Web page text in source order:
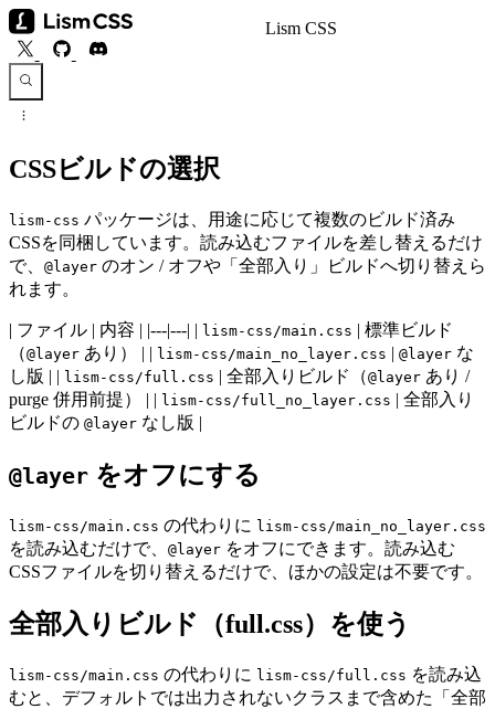
Lism CSS
CSSビルドの選択
lism-css パッケージは、用途に応じて複数のビルド済み
CSSを同梱しています。読み込むファイルを差し替えるだけ
で、 @layer のオン / オフや「全部入り」ビルドへ切り替えら
れます。
| ファイル | 内容 | |---|---| | lism-css/main.css | 標準ビルド
（@layer あり） | | lism-css/main_no_layer.css | @layer な
し版 | | lism-css/full.css | 全部入りビルド（@layer あり /
purge 併用前提） | | lism-css/full_no_layer.css | 全部入り
ビルドの @layer なし版 |
@layer をオフにする
lism-css/main.css の代わりに lism-css/main_no_layer.css
を読み込むだけで、 @layer をオフにできます。読み込む
CSSファイルを切り替えるだけで、ほかの設定は不要です。
全部入りビルド（full.css）を使う
lism-css/main.css の代わりに lism-css/full.css を読み込
むと、デフォルトでは出力されないクラスまで含めた「全部